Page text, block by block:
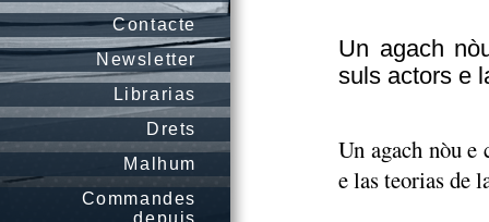
Contacte
Newsletter
Librarias
Drets
Malhum
Commandes
depuis
Un agach
suls actors e
Un agach nòu
e las teorias de